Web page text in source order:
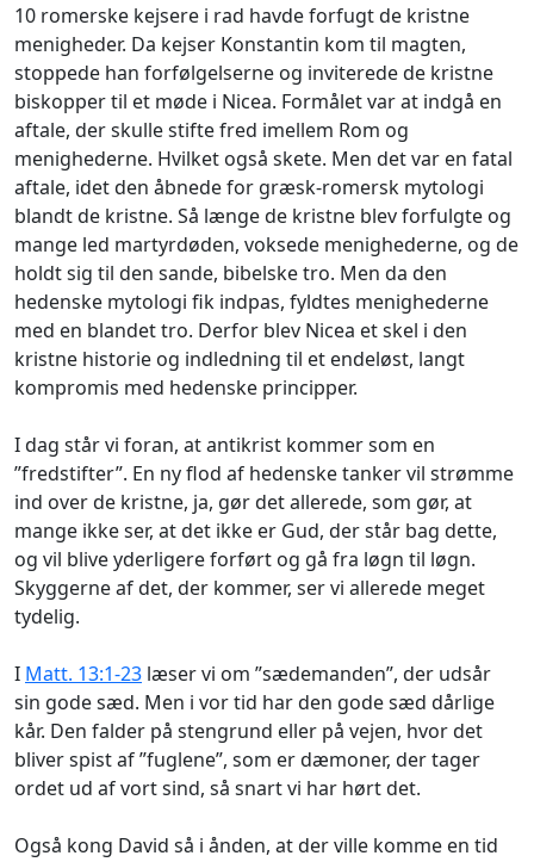
10 romerske kejsere i rad havde forfugt de kristne
menigheder. Da kejser Konstantin kom til magten,
stoppede han forfølgelserne og inviterede de kristne
biskopper til et møde i Nicea. Formålet var at indgå en
aftale, der skulle stifte fred imellem Rom og
menighederne. Hvilket også skete. Men det var en fatal
aftale, idet den åbnede for græsk-romersk mytologi
blandt de kristne. Så længe de kristne blev forfulgte og
mange led martyrdøden, voksede menighederne, og de
holdt sig til den sande, bibelske tro. Men da den
hedenske mytologi fik indpas, fyldtes menighederne
med en blandet tro. Derfor blev Nicea et skel i den
kristne historie og indledning til et endeløst, langt
kompromis med hedenske principper.
I dag står vi foran, at antikrist kommer som en
”fredstifter”. En ny flod af hedenske tanker vil strømme
ind over de kristne, ja, gør det allerede, som gør, at
mange ikke ser, at det ikke er Gud, der står bag dette,
og vil blive yderligere forført og gå fra løgn til løgn.
Skyggerne af det, der kommer, ser vi allerede meget
tydelig.
I Matt. 13:1-23 læser vi om ”sædemanden”, der udsår
sin gode sæd. Men i vor tid har den gode sæd dårlige
kår. Den falder på stengrund eller på vejen, hvor det
bliver spist af ”fuglene”, som er dæmoner, der tager
ordet ud af vort sind, så snart vi har hørt det.
Også kong David så i ånden, at der ville komme en tid